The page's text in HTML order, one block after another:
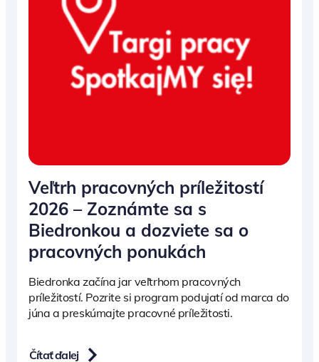
Veľtrh pracovných príležitostí
2026 – Zoznámte sa s
Biedronkou a dozviete sa o
pracovných ponukách
Biedronka začína jar veľtrhom pracovných
príležitostí. Pozrite si program podujatí od marca do
júna a preskúmajte pracovné príležitosti.
Čítať ďalej